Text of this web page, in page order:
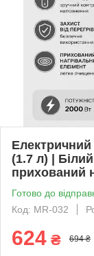
(1.7 л) |
прихований
Готово до
Код: MR-032
624 ₴ 694 ₴